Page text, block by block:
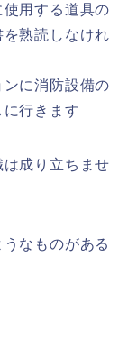
用する道具の
熟読しなけれ
に消防設備の
行きます
成り立ちませ
なものがある